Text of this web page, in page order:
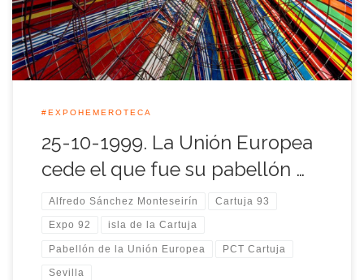
pabellón en la Exposición Universal de 1992 a Sevilla.
#EXPOHEMEROTECA
25-10-1999. La Unión Europea
cede el que fue su pabellón …
Alfredo Sánchez Monteseirín Cartuja 93
Expo 92 isla de la Cartuja
Pabellón de la Unión Europea PCT Cartuja
Sevilla